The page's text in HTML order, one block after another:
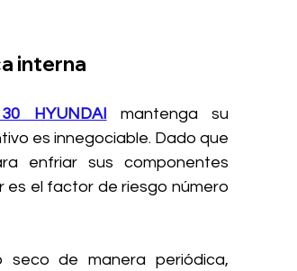
interna
HYUNDAI
mantenga su
es innegociable. Dado que
enfriar sus componentes
es el factor de riesgo número